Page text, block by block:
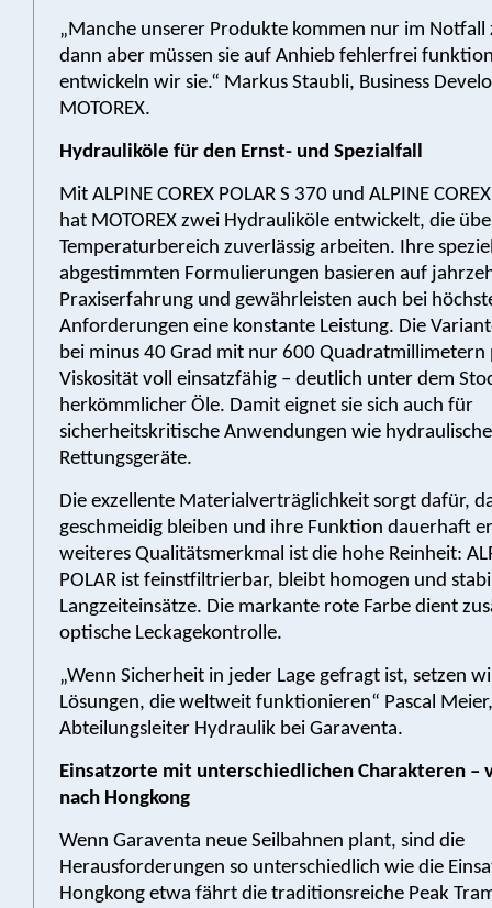
„Manche unserer Produkte kommen nur im Notfall
dann aber müssen sie auf Anhieb fehlerfrei
entwickeln wir sie.“ Markus Staubli, Business
MOTOREX.
Hydrauliköle für den Ernst- und Spezialfall
Mit ALPINE COREX POLAR S 370 und ALPINE
hat MOTOREX zwei Hydrauliköle entwickelt, die
Temperaturbereich zuverlässig arbeiten. Ihre
abgestimmten Formulierungen basieren auf
Praxiserfahrung und gewährleisten auch bei
Anforderungen eine konstante Leistung. Die
bei minus 40 Grad mit nur 600 Quadratmillimetern
Viskosität voll einsatzfähig – deutlich unter dem
herkömmlicher Öle. Damit eignet sie sich auch für
sicherheitskritische Anwendungen wie hydraulische
Rettungsgeräte.
Die exzellente Materialverträglichkeit sorgt dafür,
geschmeidig bleiben und ihre Funktion dauerhaft
weiteres Qualitätsmerkmal ist die hohe Reinheit:
POLAR ist feinstfiltrierbar, bleibt homogen und
Langzeiteinsätze. Die markante rote Farbe dient
optische Leckagekontrolle.
„Wenn Sicherheit in jeder Lage gefragt ist, setzen
Lösungen, die weltweit funktionieren“ Pascal Meier,
Abteilungsleiter Hydraulik bei Garaventa.
Einsatzorte mit unterschiedlichen Charakteren –
nach Hongkong
Wenn Garaventa neue Seilbahnen plant, sind die
Herausforderungen so unterschiedlich wie die
Hongkong etwa fährt die traditionsreiche Peak